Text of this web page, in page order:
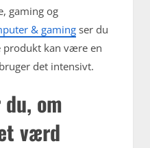
gaming og
& gaming ser du
kan være en
det intensivt.
om
værd